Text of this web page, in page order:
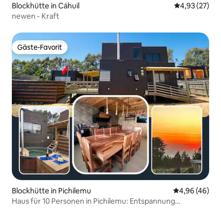
Blockhütte in Cáhuil
4,93 (27)
newen - Kraft
Gäste-Favorit
Gäste-Favorit
Blockhütte in Pichilemu
4,96 (46)
Haus für 10 Personen in Pichilemu: Entspannung